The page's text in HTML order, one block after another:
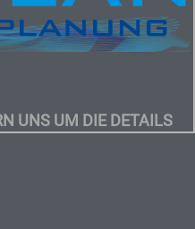
UNS UM DIE DETAILS